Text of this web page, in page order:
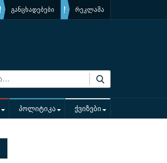
განცხადებები რეკლამა
პოლიტიკა ქვიზები